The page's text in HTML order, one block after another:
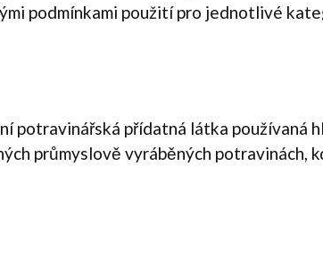
podmínkami použití pro jednotlivé
potravinářská přídatná látka používaná
průmyslově vyráběných